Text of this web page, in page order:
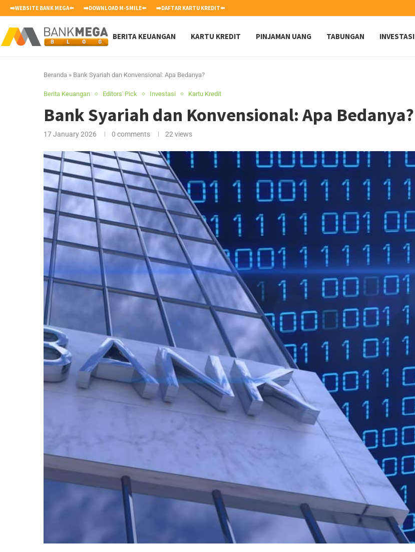
➡️WEBSITE BANK MEGA⬅️ ➡️DOWNLOAD M-SMILE⬅️ ➡️DAFTAR KARTU KREDIT⬅️
BERITA KEUANGAN KARTU KREDIT PINJAMAN UANG TABUNGAN INVESTASI
Beranda » Bank Syariah dan Konvensional: Apa Bedanya?
Berita Keuangan Editors' Pick Investasi Kartu Kredit
Bank Syariah dan Konvensional: Apa Bedanya?
17 January 2026 0 comments 22 views